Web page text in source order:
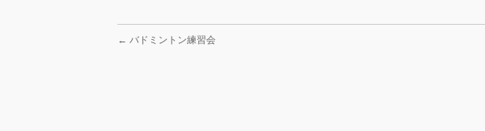
← バドミントン練習会